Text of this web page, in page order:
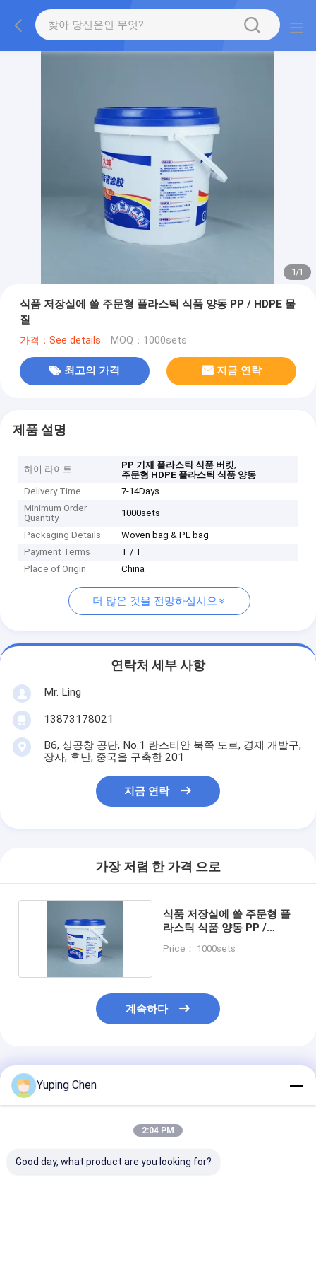
1/1
식품 저장실에 쓸 주문형 플라스틱 식품 양동 PP / HDPE 물
질
가격：See details MOQ：1000sets
최고의 가격 지금 연락
제품 설명
하이 라이트 PP 기재 플라스틱 식품 버킷,
주문형 HDPE 플라스틱 식품 양동
Delivery Time
7-14Days
Minimum Order
Quantity
1000sets
Packaging Details
Woven bag & PE bag
Payment Terms
T / T
Place of Origin
China
더 많은 것을 전망하십시오
연락처 세부 사항
Mr. Ling
13873178021
B6, 싱공창 공단, No.1 란스티안 북쪽 도로, 경제 개발구,
장사, 후난, 중국을 구축한 201
지금 연락
가장 저렴 한 가격 으로
식품 저장실에 쓸 주문형 플
라스틱 식품 양동 PP /
Price： 1000sets
계속하다
추천된 제품
Yuping Chen
2:04 PM
Good day, what product are you looking for?